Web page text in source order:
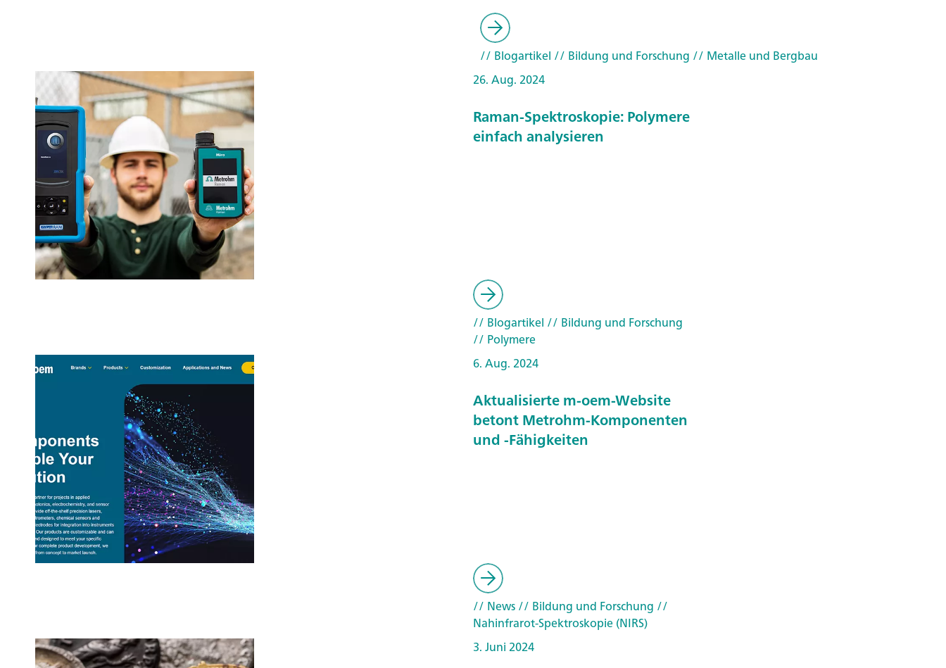
// Blogartikel // Bildung und Forschung // Metalle und Bergbau
26. Aug. 2024
Raman-Spektroskopie: Polymere
einfach analysieren
// Blogartikel // Bildung und Forschung
// Polymere
6. Aug. 2024
Aktualisierte m-oem-Website
betont Metrohm-Komponenten
und -Fähigkeiten
// News// Bildung und Forschung //
Nahinfrarot-Spektroskopie (NIRS)
3. Juni 2024